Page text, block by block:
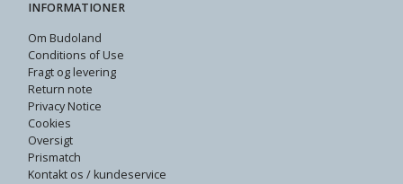
INFORMATIONER
Om Budoland
Conditions of Use
Fragt og levering
Return note
Privacy Notice
Cookies
Oversigt
Prismatch
Kontakt os / kundeservice